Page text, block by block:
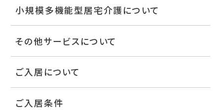
小規模多機能型居宅介護について
その他サービスについて
ご入居について
ご入居条件